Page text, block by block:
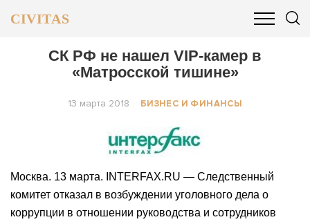
CIVITAS
ОБЩЕСТВО БИЗНЕС И ФИНАНСЫ
СК РФ не нашел VIP-камер в
«Матросской тишине»
13 марта 2018 БИЗНЕС И ФИНАНСЫ
Москва. 13 марта. INTERFAX.RU — Следственный
комитет отказал в возбуждении уголовного дела о
коррупции в отношении руководства и сотрудников